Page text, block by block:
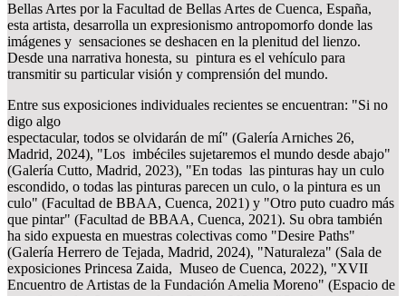
Bellas Artes por la Facultad de Bellas Artes de Cuenca, España,
esta artista, desarrolla un expresionismo antropomorfo donde las
imágenes y sensaciones se deshacen en la plenitud del lienzo.
Desde una narrativa honesta, su pintura es el vehículo para
transmitir su particular visión y comprensión del mundo.
Entre sus exposiciones individuales recientes se encuentran: "Si no
digo algo
espectacular, todos se olvidarán de mí" (Galería Arniches 26,
Madrid, 2024), "Los imbéciles sujetaremos el mundo desde abajo"
(Galería Cutto, Madrid, 2023), "En todas las pinturas hay un culo
escondido, o todas las pinturas parecen un culo, o la pintura es un
culo" (Facultad de BBAA, Cuenca, 2021) y "Otro puto cuadro más
que pintar" (Facultad de BBAA, Cuenca, 2021). Su obra también
ha sido expuesta en muestras colectivas como "Desire Paths"
(Galería Herrero de Tejada, Madrid, 2024), "Naturaleza" (Sala de
exposiciones Princesa Zaida, Museo de Cuenca, 2022), "XVII
Encuentro de Artistas de la Fundación Amelia Moreno" (Espacio de